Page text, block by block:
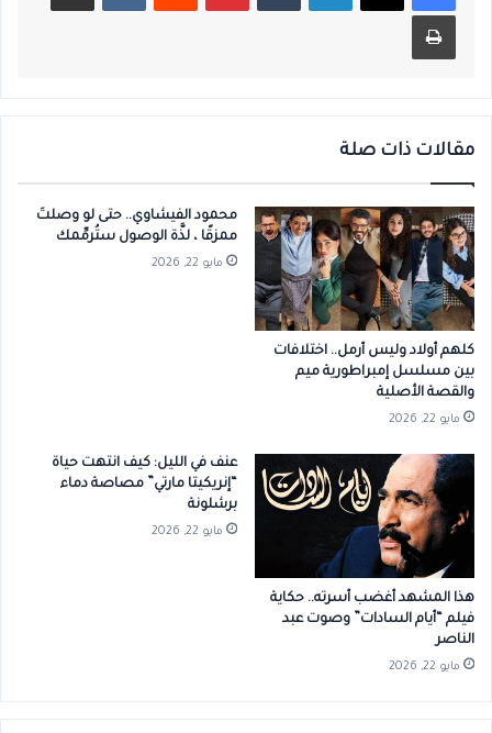
طباعة
مقالات ذات صلة
كلهم أولاد وليس أرمل.. اختلافات
بين مسلسل إمبراطورية ميم
والقصة الأصلية
مايو 22, 2026
محمود الفيشاوي.. حتى لو وصلتَ
ممزقًا ، لذَّة الوصول ستُرمِّمك
مايو 22, 2026
هذا المشهد أغضب أسرته.. حكاية
فيلم “أيام السادات” وصوت عبد
الناصر
مايو 22, 2026
عنف في الليل: كيف انتهت حياة
“إنريكيتا مارتي” مصاصة دماء
برشلونة
مايو 22, 2026